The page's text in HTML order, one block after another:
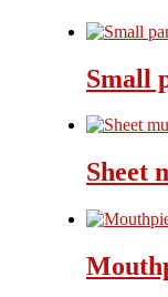
Small
Sheet